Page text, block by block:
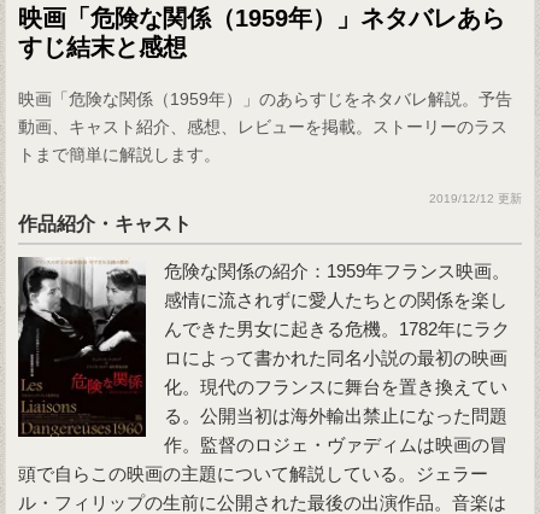
映画「危険な関係（1959年）」ネタバレあら
すじ結末と感想
映画「危険な関係（1959年）」のあらすじをネタバレ解説。予告
動画、キャスト紹介、感想、レビューを掲載。ストーリーのラス
トまで簡単に解説します。
2019/12/12 更新
作品紹介・キャスト
危険な関係の紹介：1959年フランス映画。
感情に流されずに愛人たちとの関係を楽し
んできた男女に起きる危機。1782年にラク
ロによって書かれた同名小説の最初の映画
化。現代のフランスに舞台を置き換えてい
る。公開当初は海外輸出禁止になった問題
作。監督のロジェ・ヴァディムは映画の冒
頭で自らこの映画の主題について解説している。ジェラー
ル・フィリップの生前に公開された最後の出演作品。音楽は